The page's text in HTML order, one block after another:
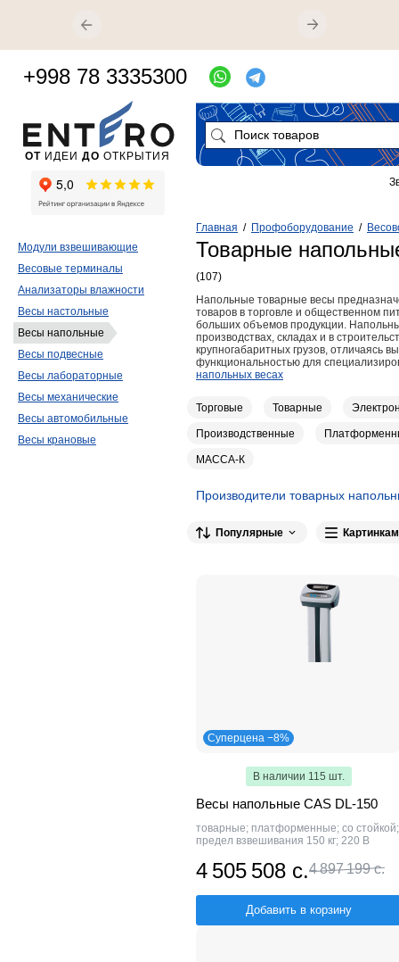
Главная / Профоборудование /
Товарные
(107)
Напольные товарные весы
товаров в торговле и общественном
больших объемов продукции.
производствах, складах и в
крупногабаритных грузов, отличаясь
функциональностью для
напольных весах
Торговые Товарные
Производственные
МАССА-К
Производители товарных
Популярные
Суперцена −8%
В наличии 115 шт.
Весы напольные CAS DL-150
товарные; платформенные; со стойкой;
предел взвешивания 150 кг; 220 В
4 505 508 с.4 897 199 с.
Добавить в корзину
Модули взвешивающие
Весовые терминалы
Анализаторы влажности
Весы настольные
Весы напольные
Весы подвесные
Весы лабораторные
Весы механические
Весы автомобильные
Весы крановые
ОТ ИДЕИ ДО ОТКРЫТИЯ
+998 78 3335300